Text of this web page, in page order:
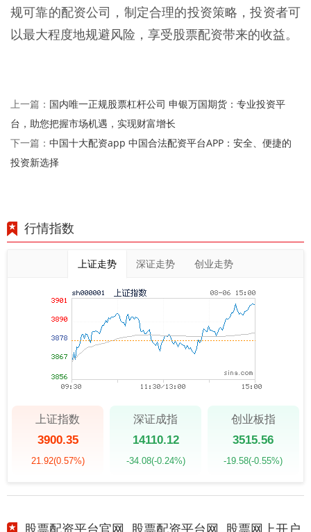
规可靠的配资公司，制定合理的投资策略，投资者可
以最大程度地规避风险，享受股票配资带来的收益。
上一篇： 国内唯一正规股票杠杆公司 申银万国期货：专业投资平
台，助您把握市场机遇，实现财富增长
下一篇： 中国十大配资app 中国合法配资平台APP：安全、便捷的
投资新选择
行情指数
上证走势 深证走势 创业走势
上证指数
3900.35
21.92(0.57%)
深证成指
14110.12
-34.08(-0.24%)
创业板指
3515.56
-19.58(-0.55%)
股票配资平台官网_股票配资平台网_股票网上开户